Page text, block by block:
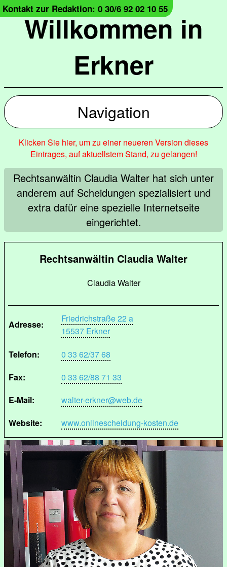
Willkommen in
Erkner
Kontakt zur Redaktion: 0 30/6 92 02 10 55
Navigation
Klicken Sie hier, um zu einer neueren Version dieses
Eintrages, auf aktuellstem Stand, zu gelangen!
Rechtsanwältin Claudia Walter hat sich unter
anderem auf Scheidungen spezialisiert und
extra dafür eine spezielle Internetseite
eingerichtet.
Rechtsanwältin Claudia Walter
Claudia Walter
Adresse:
Friedrichstraße 22 a
15537 Erkner
Telefon:
0 33 62/37 68
Fax:
0 33 62/88 71 33
E-Mail:
walter-erkner@web.de
Website:
www.onlinescheidung-kosten.de